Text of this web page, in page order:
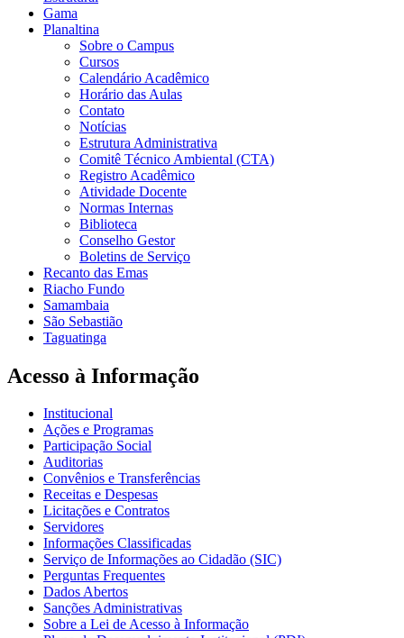
Gama
Planaltina
Sobre o Campus
Cursos
Calendário Acadêmico
Horário das Aulas
Contato
Notícias
Estrutura Administrativa
Comitê Técnico Ambiental (CTA)
Registro Acadêmico
Atividade Docente
Normas Internas
Biblioteca
Conselho Gestor
Boletins de Serviço
Recanto das Emas
Riacho Fundo
Samambaia
São Sebastião
Taguatinga
Acesso à Informação
Institucional
Ações e Programas
Participação Social
Auditorias
Convênios e Transferências
Receitas e Despesas
Licitações e Contratos
Servidores
Informações Classificadas
Serviço de Informações ao Cidadão (SIC)
Perguntas Frequentes
Dados Abertos
Sanções Administrativas
Sobre a Lei de Acesso à Informação